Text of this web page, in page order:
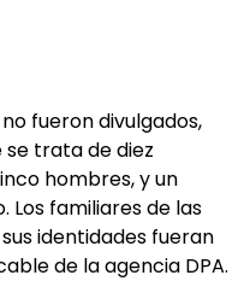
fueron divulgados,
se trata de diez
hombres, y un
Los familiares de las
identidades fueran
de la agencia DPA.